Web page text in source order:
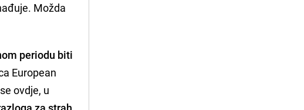
Možda
periodu biti
European
ovdje, u